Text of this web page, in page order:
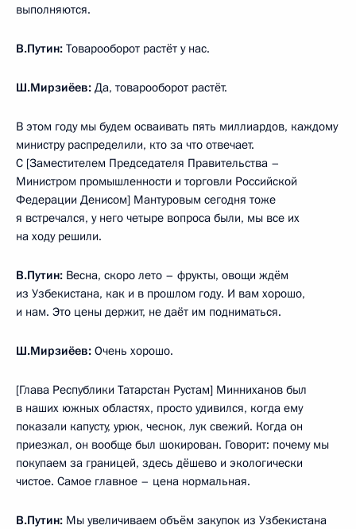
выполняются.
В.Путин: Товарооборот растёт у нас.
Ш.Мирзиёев: Да, товарооборот растёт.
В этом году мы будем осваивать пять миллиардов, каждому
министру распределили, кто за что отвечает.
С [Заместителем Председателя Правительства –
Министром промышленности и торговли Российской
Федерации Денисом] Мантуровым сегодня тоже
я встречался, у него четыре вопроса были, мы все их
на ходу решили.
В.Путин: Весна, скоро лето – фрукты, овощи ждём
из Узбекистана, как и в прошлом году. И вам хорошо,
и нам. Это цены держит, не даёт им подниматься.
Ш.Мирзиёев: Очень хорошо.
[Глава Республики Татарстан Рустам] Минниханов был
в наших южных областях, просто удивился, когда ему
показали капусту, урюк, чеснок, лук свежий. Когда он
приезжал, он вообще был шокирован. Говорит: почему мы
покупаем за границей, здесь дёшево и экологически
чистое. Самое главное – цена нормальная.
В.Путин: Мы увеличиваем объём закупок из Узбекистана